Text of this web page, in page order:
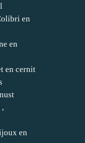
en
en
en cernit
,
en